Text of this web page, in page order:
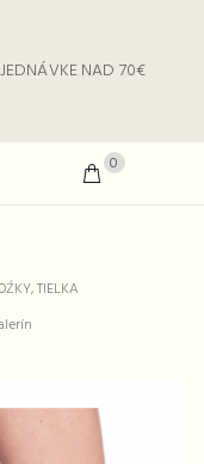
NAD 70€
0
TIELKA